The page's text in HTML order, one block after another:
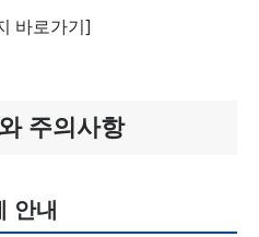
바로가기]
주의사항
안내